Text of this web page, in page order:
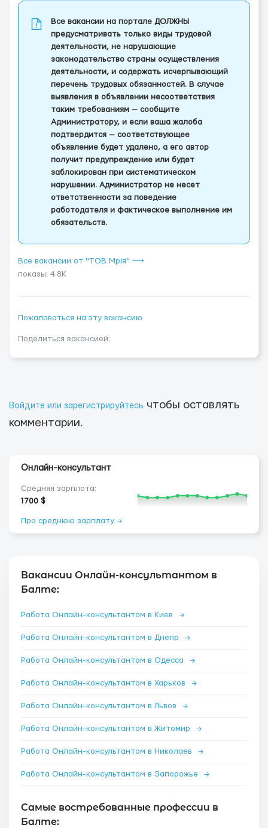
Все вакансии на портале ДОЛЖНЫ
предусматривать только виды трудовой
деятельности, не нарушающие
законодательство страны осуществления
деятельности, и содержать исчерпывающий
перечень трудовых обязанностей. В случае
выявления в объявлении несоответствия
таким требованиям — сообщите
Администратору, и если ваша жалоба
подтвердится — соответствующее
объявление будет удалено, а его автор
получит предупреждение или будет
заблокирован при систематическом
нарушении. Администратор не несет
ответственности за поведение
работодателя и фактическое выполнение им
обязательств.
Все вакансии от "ТОВ Мрія" ⟶
показы: 4.8K
Пожаловаться на эту вакансию
Поделиться вакансией:
Войдите или зарегистрируйтесь чтобы оставлять
комментарии.
Онлайн-консультант
Средняя зарплата:
1700 $
Про среднюю зарплату →
Вакансии Онлайн-консультантом в
Балте:
Работа Онлайн-консультантом в Киев →
Работа Онлайн-консультантом в Днепр →
Работа Онлайн-консультантом в Одесса →
Работа Онлайн-консультантом в Харьков →
Работа Онлайн-консультантом в Львов →
Работа Онлайн-консультантом в Житомир →
Работа Онлайн-консультантом в Николаев →
Работа Онлайн-консультантом в Запорожье →
Самые востребованные профессии в
Балте: